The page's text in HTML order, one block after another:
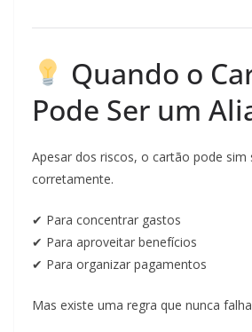
Quando o
Pode Ser um
Apesar dos riscos, o cartão pode
corretamente.
✔ Para concentrar gastos
✔ Para aproveitar benefícios
✔ Para organizar pagamentos
Mas existe uma regra que nunca